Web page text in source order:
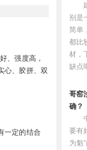
、强度高，
心、胶拼、双
一定的结合
建
别是
简单
都比
材，
缺点
哥窑
确？
中
要有
为魁